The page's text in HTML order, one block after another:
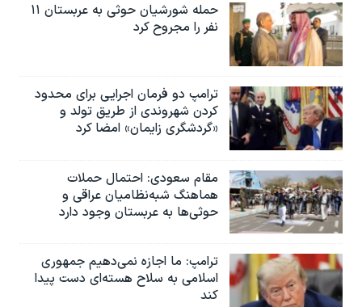
حمله شورشیان حوثی به عربستان ۱۱
نفر را مجروح کرد
ترامپ دو فرمان اجرایی برای محدود
کردن شهروندی از طریق تولد و
«گردشگری زایمان» امضا کرد
مقام سعودی: احتمال حملات
هماهنگ شبه‌نظامیان عراقی و
حوثی‌ها به عربستان وجود دارد
ترامپ: ما اجازه نمی‌دهیم جمهوری
اسلامی به سلاح هسته‌ای دست پیدا
کند